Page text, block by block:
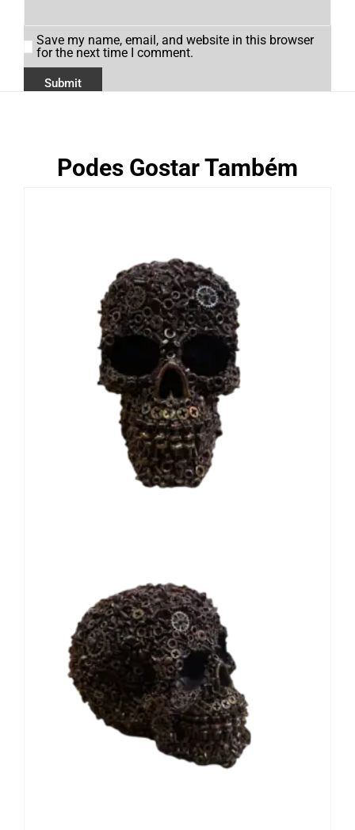
Save my name, email, and website in this browser
for the next time I comment.
Podes Gostar Também